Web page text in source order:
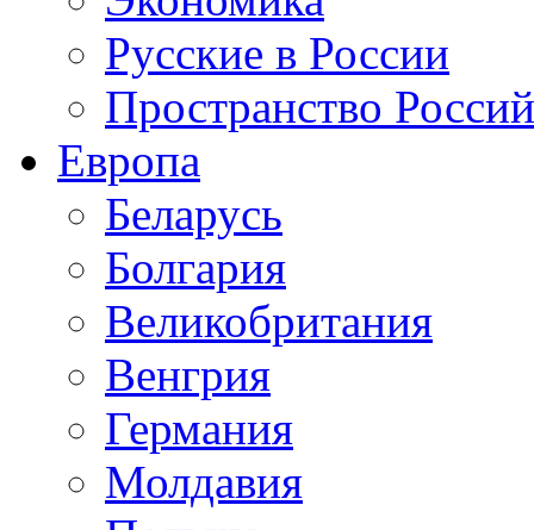
Русские в России
Пространство
Европа
Беларусь
Болгария
Великобритания
Венгрия
Германия
Молдавия